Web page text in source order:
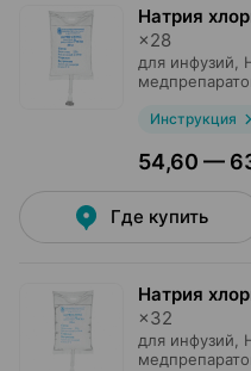
Натрия
×28
для инфузий,
Инструкция
54,60 —
Где купить
Натрия
×32
для инфузий,